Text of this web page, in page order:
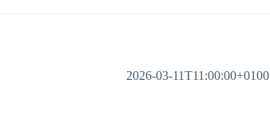
2026-03-11T11:00:00+0100